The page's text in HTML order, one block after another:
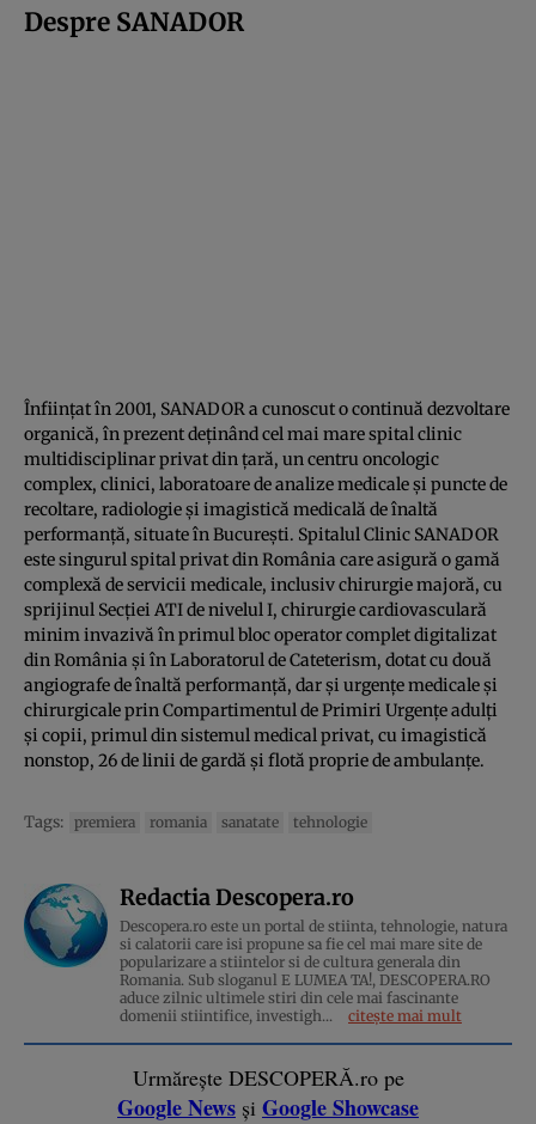
Despre SANADOR
Înființat în 2001, SANADOR a cunoscut o continuă dezvoltare
organică, în prezent deținând cel mai mare spital clinic
multidisciplinar privat din țară, un centru oncologic
complex, clinici, laboratoare de analize medicale și puncte de
recoltare, radiologie și imagistică medicală de înaltă
performanță, situate în București. Spitalul Clinic SANADOR
este singurul spital privat din România care asigură o gamă
complexă de servicii medicale, inclusiv chirurgie majoră, cu
sprijinul Secției ATI de nivelul I, chirurgie cardiovasculară
minim invazivă în primul bloc operator complet digitalizat
din România și în Laboratorul de Cateterism, dotat cu două
angiografe de înaltă performanță, dar și urgențe medicale și
chirurgicale prin Compartimentul de Primiri Urgențe adulți
și copii, primul din sistemul medical privat, cu imagistică
nonstop, 26 de linii de gardă și flotă proprie de ambulanțe.
Tags: premiera romania sanatate tehnologie
Redactia Descopera.ro
Descopera.ro este un portal de stiinta, tehnologie, natura
si calatorii care isi propune sa fie cel mai mare site de
popularizare a stiintelor si de cultura generala din
Romania. Sub sloganul E LUMEA TA!, DESCOPERA.RO
aduce zilnic ultimele stiri din cele mai fascinante
domenii stiintifice, investigh...
citește mai mult
Urmărește DESCOPERĂ.ro pe
Google News și Google Showcase